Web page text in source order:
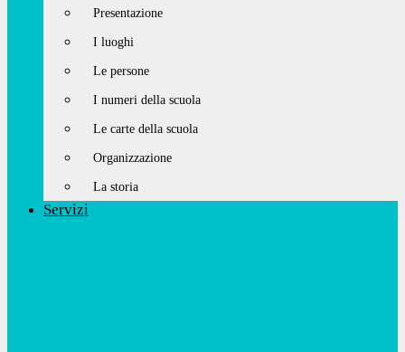
Presentazione
I luoghi
Le persone
I numeri della scuola
Le carte della scuola
Organizzazione
La storia
Servizi